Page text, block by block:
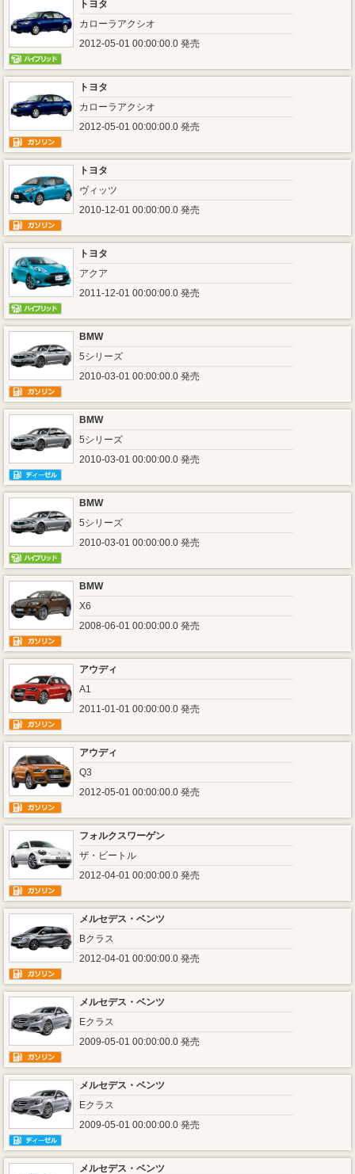
トヨタ
カローラアクシオ
2012-05-01 00:00:00.0 発売
トヨタ
カローラアクシオ
2012-05-01 00:00:00.0 発売
トヨタ
ヴィッツ
2010-12-01 00:00:00.0 発売
トヨタ
アクア
2011-12-01 00:00:00.0 発売
BMW
5シリーズ
2010-03-01 00:00:00.0 発売
BMW
5シリーズ
2010-03-01 00:00:00.0 発売
BMW
5シリーズ
2010-03-01 00:00:00.0 発売
BMW
X6
2008-06-01 00:00:00.0 発売
アウディ
A1
2011-01-01 00:00:00.0 発売
アウディ
Q3
2012-05-01 00:00:00.0 発売
フォルクスワーゲン
ザ・ビートル
2012-04-01 00:00:00.0 発売
メルセデス・ベンツ
Bクラス
2012-04-01 00:00:00.0 発売
メルセデス・ベンツ
Eクラス
2009-05-01 00:00:00.0 発売
メルセデス・ベンツ
Eクラス
2009-05-01 00:00:00.0 発売
メルセデス・ベンツ